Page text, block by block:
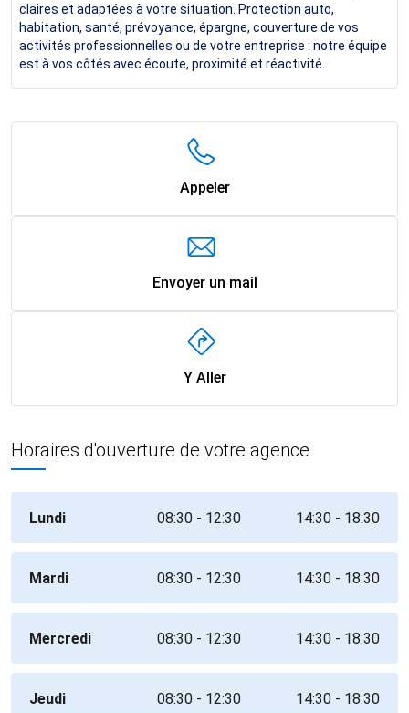
claires et adaptées à votre situation. Protection auto,
habitation, santé, prévoyance, épargne, couverture de vos
activités professionnelles ou de votre entreprise : notre équipe
est à vos côtés avec écoute, proximité et réactivité.
Appeler
Envoyer un mail
Y Aller
Horaires d'ouverture de votre agence
Lundi 08:30 - 12:30 14:30 - 18:30
Mardi 08:30 - 12:30 14:30 - 18:30
Mercredi 08:30 - 12:30 14:30 - 18:30
Jeudi 08:30 - 12:30 14:30 - 18:30